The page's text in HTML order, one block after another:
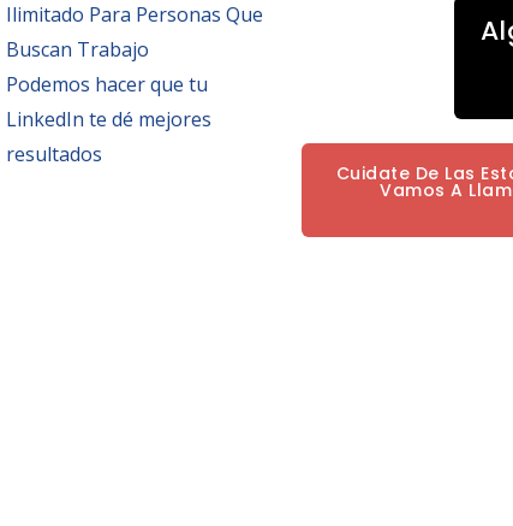
Ilimitado Para Personas Que
Buscan Trabajo
Podemos hacer que tu
LinkedIn te dé mejores
resultados
Cuidate De Las
Vamos A